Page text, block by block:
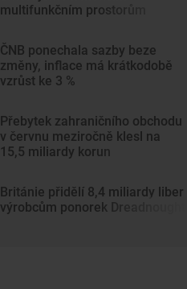
multifunkčním prostorům
ČNB ponechala sazby beze
změny, inflace má krátkodobě
vzrůst ke 3 %
Přebytek zahraničního obchodu
v červnu meziročně klesl na
15,5 miliardy korun
Británie přidělí 8,4 miliardy liber
výrobcům ponorek Dreadnought